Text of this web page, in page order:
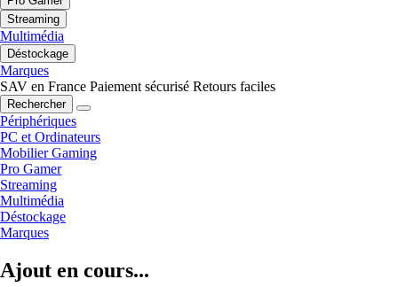
Streaming
Multimédia
Déstockage
Marques
SAV en France Paiement sécurisé Retours faciles
Rechercher
Périphériques
PC et Ordinateurs
Mobilier Gaming
Pro Gamer
Streaming
Multimédia
Déstockage
Marques
Ajout en cours...